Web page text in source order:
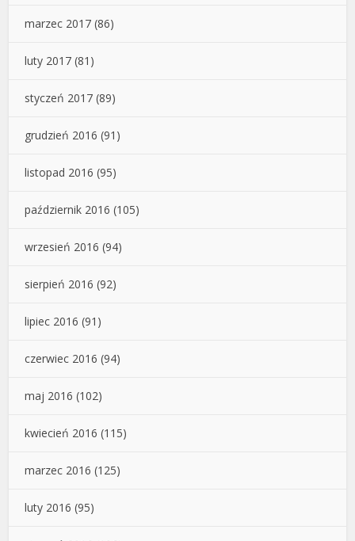
marzec 2017 (86)
luty 2017 (81)
styczeń 2017 (89)
grudzień 2016 (91)
listopad 2016 (95)
październik 2016 (105)
wrzesień 2016 (94)
sierpień 2016 (92)
lipiec 2016 (91)
czerwiec 2016 (94)
maj 2016 (102)
kwiecień 2016 (115)
marzec 2016 (125)
luty 2016 (95)